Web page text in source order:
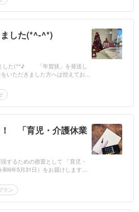
した(*^-^*)
状」を発送し
ただきました方へは控えており
「育児・介護休業
するための措置として 「育児・
6年5月31日）をお届けします。
ラン